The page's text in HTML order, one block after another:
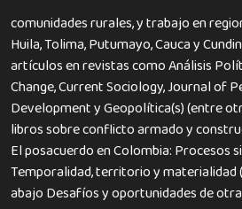
comunidades rurales, y trabajo en
Huila, Tolima, Putumayo, Cauca y
artículos en revistas como Análisis
Change, Current Sociology, Journal of
Development y Geopolítica(s) (entre
libros sobre conflicto armado y
El posacuerdo en Colombia: Procesos
Temporalidad, territorio y materialidad
abajo Desafíos y oportunidades de